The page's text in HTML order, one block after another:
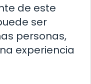
de este
ser
personas,
experiencia